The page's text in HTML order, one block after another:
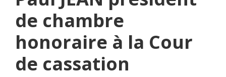
de chambre
honoraire à la Cour
de cassation